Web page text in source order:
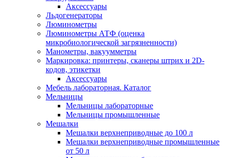
Аксессуары
Льдогенераторы
Люминометры
Люминометры АТФ (оценка
микробиологической загрязненности)
Манометры, вакуумметры
Маркировка: принтеры, сканеры штрих и 2D-
кодов, этикетки
Аксессуары
Мебель лабораторная. Каталог
Мельницы
Мельницы лабораторные
Мельницы промышленные
Мешалки
Мешалки верхнеприводные до 100 л
Мешалки верхнеприводные промышленные
от 50 л